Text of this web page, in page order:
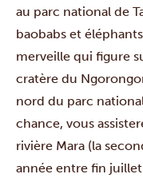
au parc national de
baobabs et
merveille qui figure
cratère du
nord du parc
chance, vous
rivière Mara (la
année entre fin